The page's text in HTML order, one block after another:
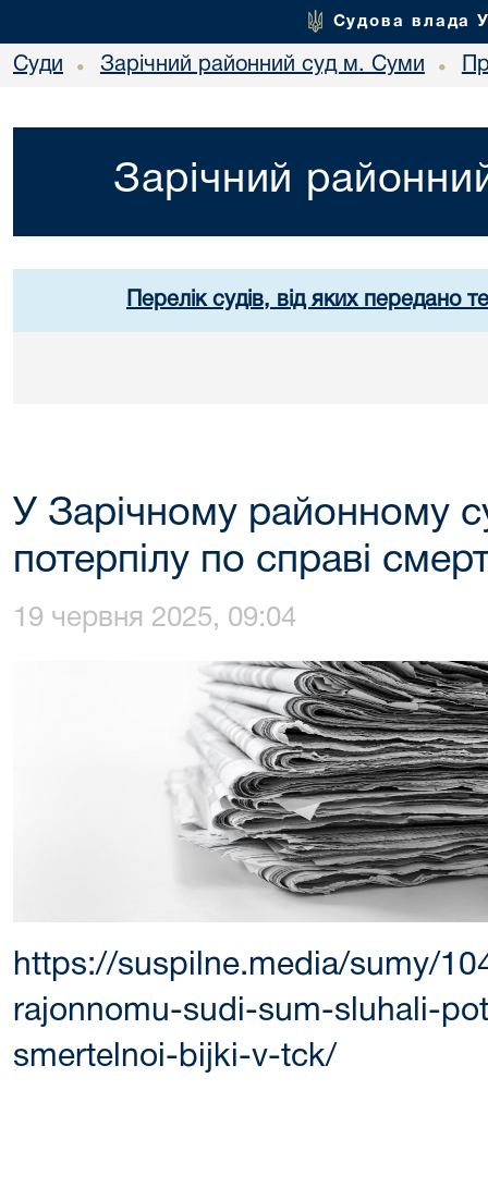
Судова влада
Суди • Зарічний районний суд м. Суми •
Зарічний
Перелік судів, від яких передано
У Зарічному районному
потерпілу по справі
19 червня 2025, 09:04
https://suspilne.media/sumy/
rajonnomu-sudi-sum-sluhali-
smertelnoi-bijki-v-tck/